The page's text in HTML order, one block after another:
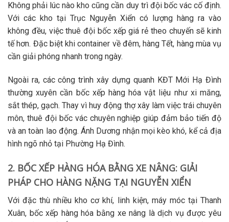
Không phải lúc nào kho cũng cần duy trì đội bốc vác cố định.
Với các kho tại Trục Nguyễn Xiển có lượng hàng ra vào
không đều, việcthuê đội bốc xếp giá rẻ theo chuyến sẽ kinh
tế hơn. Đặc biệt khi container về đêm, hàng Tết, hàng mùa vụ
cần giải phóng nhanh trong ngày.
Ngoài ra, các công trình xây dựng quanh KĐT Mới Hạ Đình
thường xuyên cần bốc xếp hàng hóa vật liệu như xi măng,
sắt thép, gạch. Thay vì huy động thợ xây làm việc trái chuyên
môn, thuê đội bốc vácchuyên nghiệp giúp đảm bảo tiến độ
và an toàn lao động. Ánh Dương nhận mọi kèo khó, kể cả địa
hình ngõ nhỏ tại Phường Hạ Đình.
2. BỐC XẾP HÀNG HÓA BẰNG XE NÂNG: GIẢI
PHÁP CHO HÀNG NẶNG TẠI NGUYỄN XIỂN
Với đặc thù nhiều kho cơ khí, linh kiện, máy móc tại Thanh
Xuân, bốc xếp hàng hóa bằng xe nâng là dịch vụ được yêu